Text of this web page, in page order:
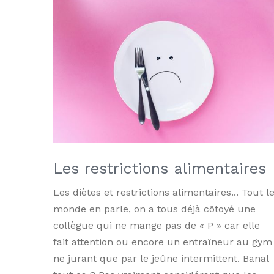
Les restrictions alimentaires
Les diètes et restrictions alimentaires... Tout le
monde en parle, on a tous déjà côtoyé une
collègue qui ne mange pas de « P » car elle
fait attention ou encore un entraîneur au gym
ne jurant que par le jeûne intermittent. Banal